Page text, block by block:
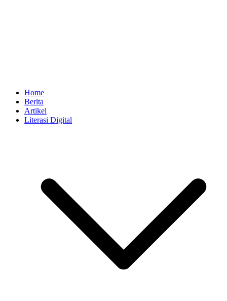
Home
Berita
Artikel
Literasi Digital